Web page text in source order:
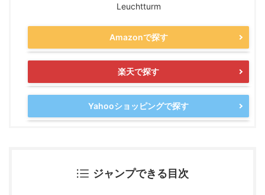
Leuchtturm
Amazonで探す
楽天で探す
Yahooショッピングで探す
ジャンプできる目次